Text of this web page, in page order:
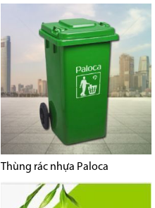
Thùng rác nhựa Paloca